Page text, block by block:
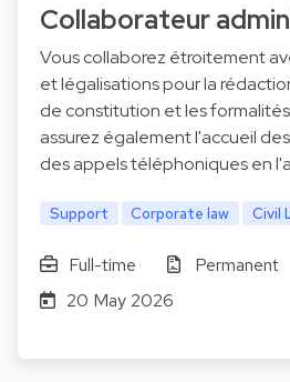
Collaborateur
Vous collaborez étroitement
et légalisations pour la
de constitution et les
assurez également l'accueil
des appels téléphoniques en
Support Corporate law Civil
Full-time Permanent
20 May 2026